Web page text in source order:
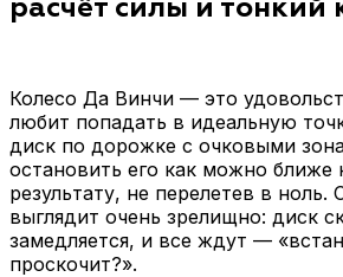
Колесо Да Винчи — это
любит попадать в идеальную
диск по дорожке с очковыми
остановить его как можно ближе
результату, не перелетев в ноль.
выглядит очень зрелищно: диск
замедляется, и все ждут —
проскочит?».